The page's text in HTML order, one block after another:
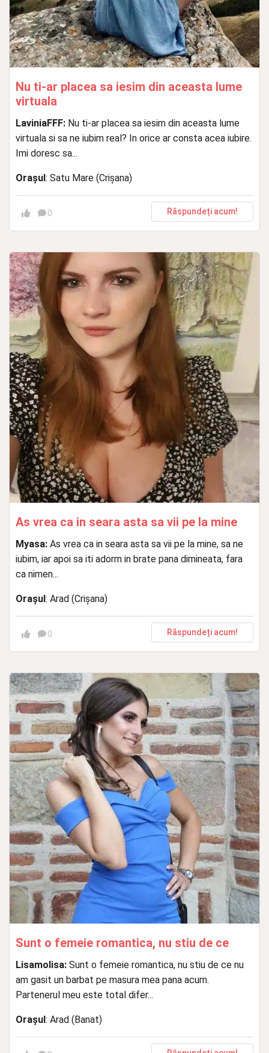
Nu ti-ar placea sa iesim din aceasta lume
virtuala
LaviniaFFF: Nu ti-ar placea sa iesim din aceasta lume
virtuala si sa ne iubim real? In orice ar consta acea iubire.
Imi doresc sa...
Orașul: Satu Mare (Crișana)
0 Răspundeți acum!
As vrea ca in seara asta sa vii pe la mine
Myasa: As vrea ca in seara asta sa vii pe la mine, sa ne
iubim, iar apoi sa iti adorm in brate pana dimineata, fara
ca nimen...
Orașul: Arad (Crișana)
0 Răspundeți acum!
Sunt o femeie romantica, nu stiu de ce
Lisamolisa: Sunt o femeie romantica, nu stiu de ce nu
am gasit un barbat pe masura mea pana acum.
Partenerul meu este total difer...
Orașul: Arad (Banat)